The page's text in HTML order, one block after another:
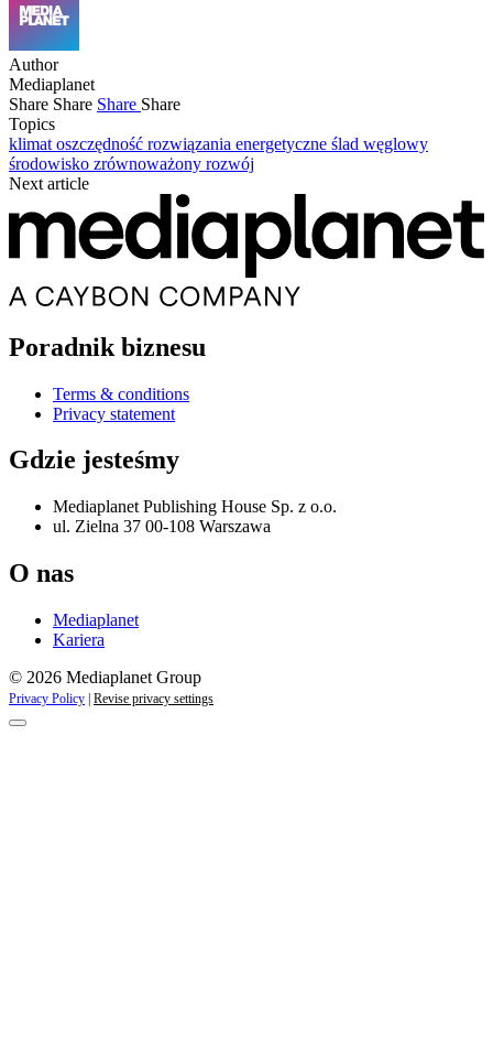
Author
Mediaplanet
Share Share Share Share
Topics
klimatoszczędność rozwiązania energetyczne ślad węglowy
środowisko zrównoważony rozwój
Next article
Poradnik biznesu
Terms & conditions
Privacy statement
Gdzie jesteśmy
Mediaplanet Publishing House Sp. z o.o.
ul. Zielna 37 00-108 Warszawa
O nas
Mediaplanet
Kariera
© 2026 Mediaplanet Group
Privacy Policy Revise privacy settings